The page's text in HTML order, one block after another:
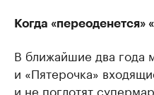
Когда «переоденется»
В ближайшие два года
и «Пятерочка»
и не поглотят